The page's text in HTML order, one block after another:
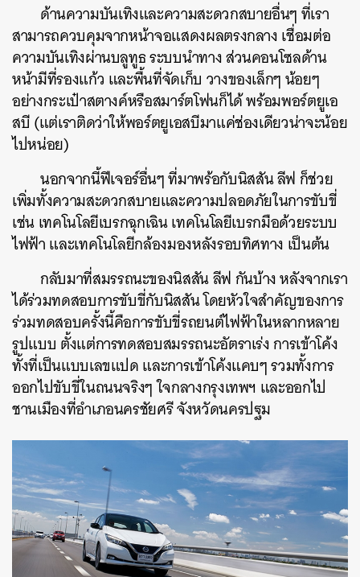
ด้านความบันเทิงและความสะดวกสบายอื่นๆ ที่เรา
สามารถควบคุมจากหน้าจอแสดงผลตรงกลาง เชื่อมต่อ
ความบันเทิงผ่านบลูทูธ ระบบนำทาง ส่วนคอนโซลด้าน
หน้ามีที่รองแก้ว และพื้นที่จัดเก็บ วางของเล็กๆ น้อยๆ
อย่างกระเป๋าสตางค์หรือสมาร์ตโฟนก็ได้ พร้อมพอร์ตยูเอ
สบี (แต่เราติดว่าให้พอร์ตยูเอสบีมาแค่ช่องเดียวน่าจะน้อย
ไปหน่อย)
นอกจากนี้ฟีเจอร์อื่นๆ ที่มาพร้อกับนิสสัน ลีฟ ก็ช่วย
เพิ่มทั้งความสะดวกสบายและความปลอดภัยในการขับขี่
เช่น เทคโนโลยีเบรกฉุกเฉิน เทคโนโลยีเบรกมือด้วยระบบ
ไฟฟ้า และเทคโนโลยีกล้องมองหลังรอบทิศทาง เป็นต้น
กลับมาที่สมรรถนะของนิสสัน ลีฟ กันบ้าง หลังจากเรา
ได้ร่วมทดสอบการขับขี่กับนิสสัน โดยหัวใจสำคัญของการ
ร่วมทดสอบครั้งนี้คือการขับขี่รถยนต์ไฟฟ้าในหลากหลาย
รูปแบบ ตั้งแต่การทดสอบสมรรถนะอัตราเร่ง การเข้าโค้ง
ทั้งที่เป็นแบบเลขแปด และการเข้าโค้งแคบๆ รวมทั้งการ
ออกไปขับขี่ในถนนจริงๆ ใจกลางกรุงเทพฯ และออกไป
ชานเมืองที่อำเภอนครชัยศรี จังหวัดนครปฐม